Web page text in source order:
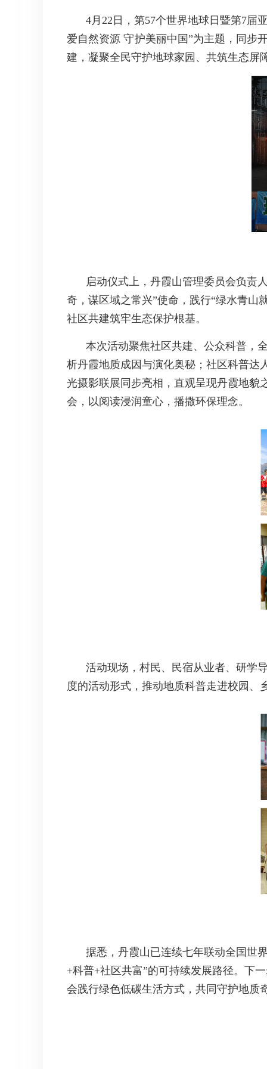
4月22日，第57个世界地球日暨第7届
爱自然资源 守护美丽中国”为主题，同步
建，凝聚全民守护地球家园、共筑生态屏
启动仪式上，丹霞山管理委员会负责
奇，谋区域之常兴”使命，践行“绿水青山
社区共建筑牢生态保护根基。
本次活动聚焦社区共建、公众科普，
析丹霞地质成因与演化奥秘；社区科普达
光摄影联展同步亮相，直观呈现丹霞地貌
会，以阅读浸润童心，播撒环保理念。
活动现场，村民、民宿从业者、研学
度的活动形式，推动地质科普走进校园
据悉，丹霞山已连续七年联动全国世
+科普+社区共富”的可持续发展路径。下
会践行绿色低碳生活方式，共同守护地质